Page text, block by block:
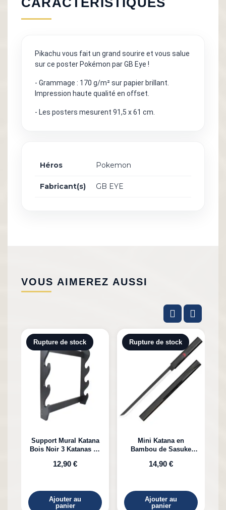
Pikachu vous fait un grand sourire et vous salue
sur ce poster Pokémon par GB Eye !
- Grammage : 170 g/m² sur papier brillant.
Impression haute qualité en offset.
- Les posters mesurent 91,5 x 61 cm.
Héros Pokemon
Fabricant(s) GB EYE
VOUS AIMEREZ AUSSI
Rupture de stock
Support Mural Katana
Bois Noir 3 Katanas en
12,90 €
Ajouter au
panier
Rupture de stock
Mini Katana en
Bambou de Sasuke
14,90 €
Ajouter au
panier